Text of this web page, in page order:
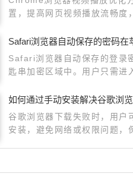
置，提高网页视频播放流畅度
Safari浏览器自动保存的密码在
Safari浏览器自动保存的登录
匙串加密区域中。用户只需进
如何通过手动安装解决谷歌浏
谷歌浏览器下载失败时，用户
安装，避免网络或权限问题，